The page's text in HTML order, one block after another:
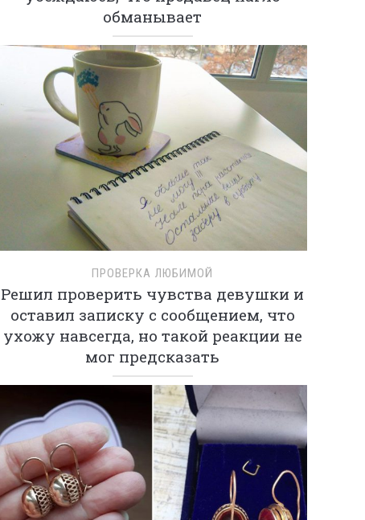
обманывает
ПРОВЕРКА ЛЮБИМОЙ
Решил проверить чувства девушки и
оставил записку с сообщением, что
ухожу навсегда, но такой реакции не
мог предсказать